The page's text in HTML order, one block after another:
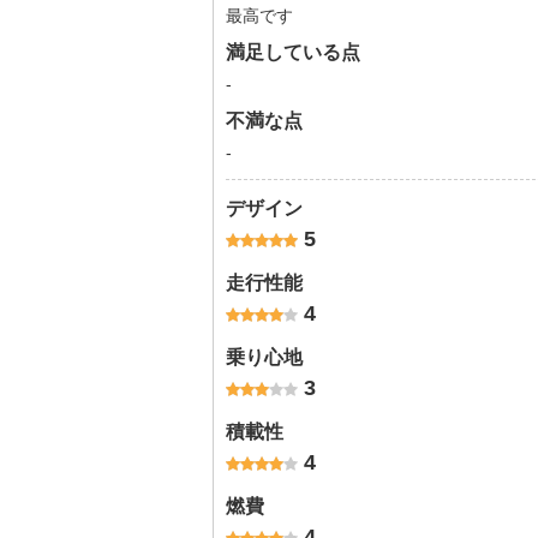
最高です
満足している点
-
不満な点
-
デザイン
5
走行性能
4
乗り心地
3
積載性
4
燃費